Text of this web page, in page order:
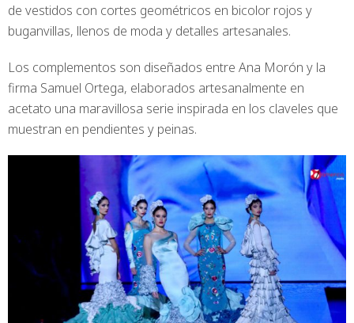
de vestidos con cortes geométricos en bicolor rojos y
buganvillas, llenos de moda y detalles artesanales.
Los complementos son diseñados entre Ana Morón y la
firma Samuel Ortega, elaborados artesanalmente en
acetato una maravillosa serie inspirada en los claveles que
muestran en pendientes y peinas.